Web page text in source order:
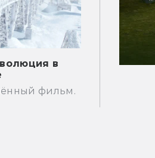
в
фильм.